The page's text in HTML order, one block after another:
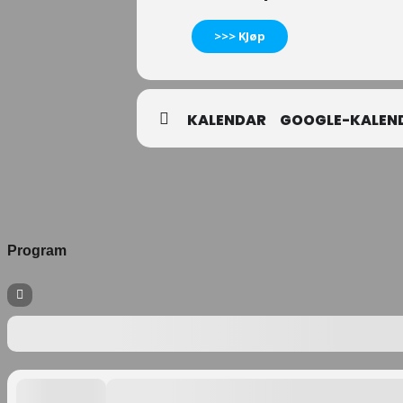
>>> KJøp
KALENDAR GOOGLE-
Program